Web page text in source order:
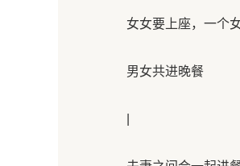
女女要上座，一个
男女共进晚餐